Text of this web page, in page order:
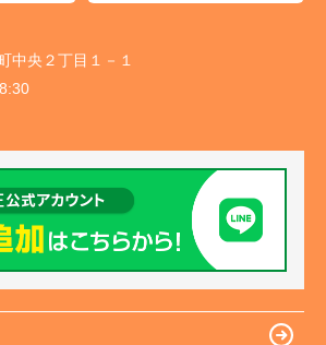
中央２丁目１－１